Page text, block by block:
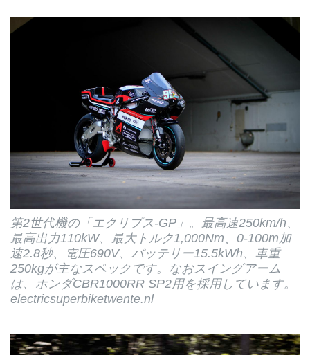
第2世代機の「エクリプス-GP」。最高速250km/h、
最高出力110kW、最大トルク1,000Nm、0-100m加
速2.8秒、電圧690V、バッテリー15.5kWh、車重
250kgが主なスペックです。なおスイングアーム
は、ホンダCBR1000RR SP2用を採用しています。
electricsuperbiketwente.nl